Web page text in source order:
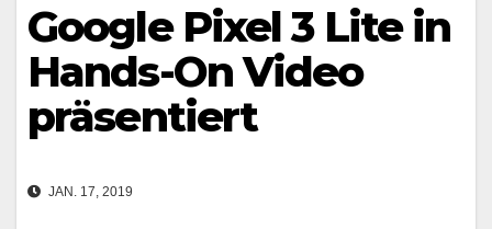
Google Pixel 3 Lite in
Hands-On Video
präsentiert
JAN. 17, 2019